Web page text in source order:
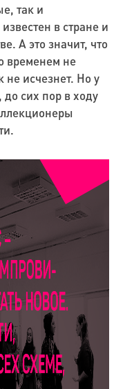
так и
в стране и
А это значит, что
временем не
не исчезнет. Но у
сих пор в ходу